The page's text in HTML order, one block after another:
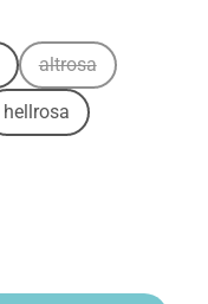
altrosa(Deze optie is
hellrosa
de